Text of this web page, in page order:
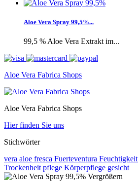
Aloe Vera Spray 99,5%...
99,5 % Aloe Vera Extrakt im...
Aloe Vera Fabrica Shops
Aloe Vera Fabrica Shops
Hier finden Sie uns
Stichwörter
vera aloe fresca Fuerteventura Feuchtigkeit
Trockenheit pflege Körperpflege gesicht
Vergrößern